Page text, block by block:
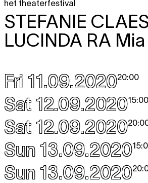
het theaterfestival
STEFANIE
LUCINDA RA
Fri 11.09.202020:00
Sat 12.09.202015:00
Sat 12.09.2020
Sun 13.09.2020
Sun 13.09.2020